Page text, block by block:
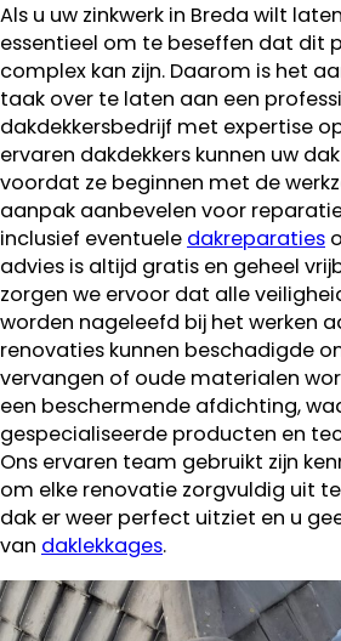
Als u uw zinkwerk in Breda wilt
essentieel om te beseffen dat dit
complex kan zijn. Daarom is het
taak over te laten aan een
dakdekkersbedrijf met expertise
ervaren dakdekkers kunnen uw
voordat ze beginnen met de
aanpak aanbevelen voor
inclusief eventuele dakreparaties
advies is altijd gratis en geheel
zorgen we ervoor dat alle
worden nageleefd bij het werken
renovaties kunnen beschadigde
vervangen of oude materialen
een beschermende afdichting,
gespecialiseerde producten en
Ons ervaren team gebruikt zijn
om elke renovatie zorgvuldig uit
dak er weer perfect uitziet en u
van daklekkages.